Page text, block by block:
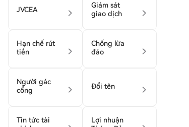
JVCEA
Giám sát
giao dịch
Hạn chế rút
tiền
Chống lừa
đảo
Người gác
cổng
Đổi tên
Tin tức tài
Lợi nhuận